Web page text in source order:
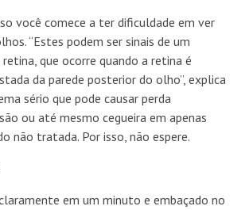
você comece a ter dificuldade em ver
“Estes podem ser sinais de um
que ocorre quando a retina é
da parede posterior do olho”, explica
sério que pode causar perda
ou até mesmo cegueira em apenas
não tratada. Por isso, não espere.
em um minuto e embaçado no